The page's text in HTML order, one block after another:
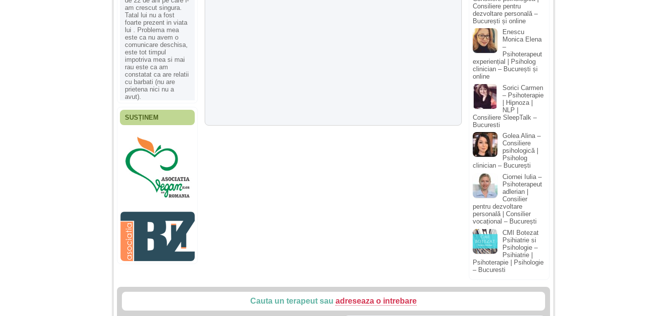
am crescut singura.
Tatal lui nu a fost
foarte prezent in viata
lui . Problema mea
este ca nu avem o
comunicare deschisa,
este tot timpul
impotriva mea si mai
rau este ca am
constatat ca are relatii
cu barbati (nu are
prietena nici nu a
avut).
Fiica mea s-a nascut
ani, privind in urma
realizez cat de multe
greseli am facut in
educatia si cresterea
ei, am fost o mama
egoista, preocupata
de implinirea
profesionala, cand ea
era mica am neglijat-
agresiva, orice
greseala era taxata cu
o palma sau pedepse.
De 4 ani am o relatie
serioasa cu un barbat
sa se manifeste o
SUSȚINEM
Consiliere pentru
dezvoltare personală –
București și online
Enescu
Monica Elena
–
Psihoterapeut
experiențial | Psiholog
clinician – București și
online
Sorici Carmen
– Psihoterapie
| Hipnoza |
NLP |
Consiliere SleepTalk –
Bucuresti
Golea Alina –
Consiliere
psihologică |
Psiholog
clinician – București
Ciornei Iulia –
Psihoterapeut
adlerian |
Consilier
pentru dezvoltare
personală | Consilier
vocațional – București
CMI Botezat
Psihiatrie si
Psihologie –
Psihiatrie |
Psihoterapie | Psihologie
– Bucuresti
Cauta un terapeut sau adreseaza o intrebare